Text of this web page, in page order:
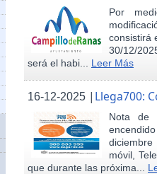
Por
consistirá
30/12/
será el habi... Leer Más
16-12-2025 | Llega700:
Nota de
móvil,
que durante las próxima...